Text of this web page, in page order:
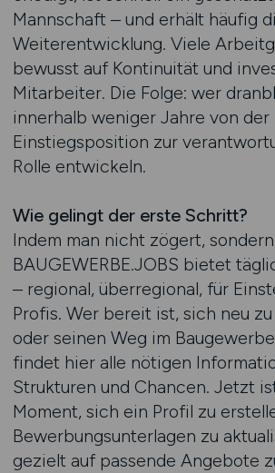
Mannschaft – und erhält häufig
Weiterentwicklung. Viele
bewusst auf Kontinuität und
Mitarbeiter. Die Folge: wer
innerhalb weniger Jahre von der
Einstiegsposition zur
Rolle entwickeln.
Wie gelingt der erste Schritt?
Indem man nicht zögert,
BAUGEWERBE.JOBS bietet
– regional, überregional, für
Profis. Wer bereit ist, sich neu
oder seinen Weg im
findet hier alle nötigen
Strukturen und Chancen. Jetzt
Moment, sich ein Profil zu
Bewerbungsunterlagen zu
gezielt auf passende Angebote